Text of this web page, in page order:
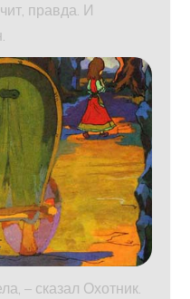
правда. И
– сказал Охотник.